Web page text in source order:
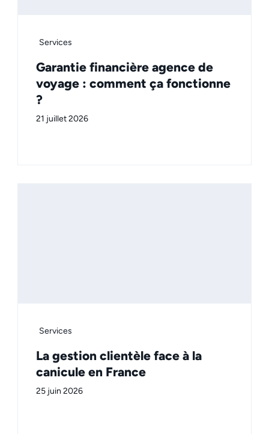
Services
Garantie financière agence de
voyage : comment ça fonctionne
?
21 juillet 2026
Services
La gestion clientèle face à la
canicule en France
25 juin 2026